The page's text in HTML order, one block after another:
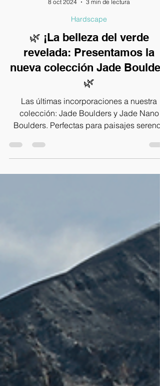
Hardscape
🌿 ¡La belleza del verde
revelada: Presentamos la
nueva colección Jade
🌿
Las últimas incorporaciones a nuestra
Boulders. Perfectas para paisajes serenos
inspirados en Asia.